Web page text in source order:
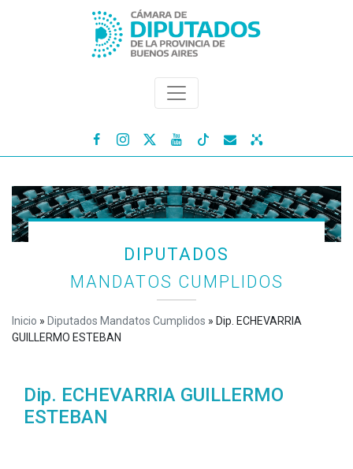
   
DIPUTADOS
MANDATOS CUMPLIDOS
Inicio » Diputados Mandatos Cumplidos » Dip. ECHEVARRIA
GUILLERMO ESTEBAN
Dip. ECHEVARRIA GUILLERMO
ESTEBAN